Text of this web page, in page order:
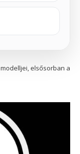
elsősorban a